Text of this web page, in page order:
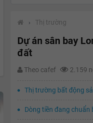
› Thị trường
Dự án sân bay
đất
Theo cafef 2.159
Thị trường bất động
Dòng tiền đang chuẩn